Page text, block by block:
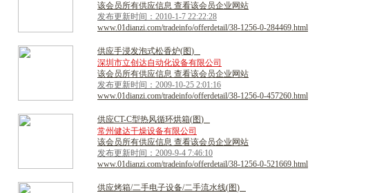
该会员所有供应信息 查看该会员企业网站
发布更新时间：2010-1-7 22:22:28
www.01dianzi.com/tradeinfo/offerdetail/38-1256-0-284469.html
供应手浸发泡式松香炉(图)
深圳市立创达自动化设备有限公司
该会员所有供应信息 查看该会员企业网站
发布更新时间：2009-10-25 2:01:16
www.01dianzi.com/tradeinfo/offerdetail/38-1256-0-457260.html
供应CT-C型热风循环烘箱(图)
常州健达干燥设备有限公司
该会员所有供应信息 查看该会员企业网站
发布更新时间：2009-9-4 7:46:10
www.01dianzi.com/tradeinfo/offerdetail/38-1256-0-521669.html
供应烤箱/二手电子设备/二手流水线(图)